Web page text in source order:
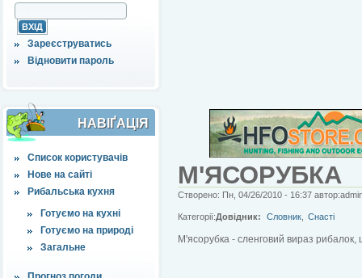
Зареєструватись
Відновити пароль
НАВІҐАЦІЯ
Список користувачів
Нове на сайті
Рибальська кухня
Готуємо на кухні
Готуємо на природі
Загальне
М'ЯСОРУБКА
Створено: Пн, 04/26/2010 - 16:37
Категорії:Довідник: Словник Снасті
М'ясорубка - сленговий вираз рибалок,